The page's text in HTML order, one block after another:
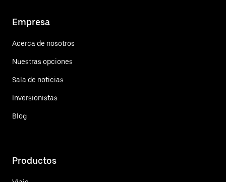
Empresa
Acerca de nosotros
Nuestras opciones
Sala de noticias
Inversionistas
Blog
Productos